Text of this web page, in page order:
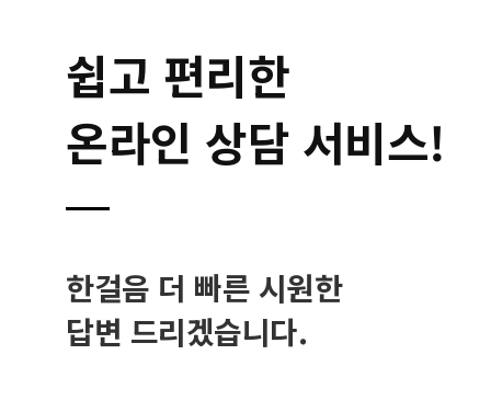
쉽고 편리한
온라인 상담 서비스!
한걸음 더 빠른 시원한
답변 드리겠습니다.